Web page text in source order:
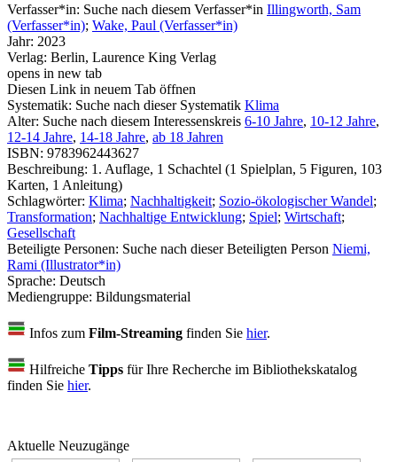
Verfasser*in: Suche nach diesem Verfasser*in Illingworth, Sam
(Verfasser*in); Wake, Paul (Verfasser*in)
Jahr: 2023
Verlag: Berlin, Laurence King Verlag
opens in new tab
Diesen Link in neuem Tab öffnen
Systematik: Suche nach dieser Systematik Klima
Alter: Suche nach diesem Interessenskreis 6-10 Jahre, 10-12 Jahre,
12-14 Jahre, 14-18 Jahre, ab 18 Jahren
ISBN: 9783962443627
Beschreibung: 1. Auflage, 1 Schachtel (1 Spielplan, 5 Figuren, 103
Karten, 1 Anleitung)
Schlagwörter: Klima; Nachhaltigkeit; Sozio-ökologischer Wandel;
Transformation; Nachhaltige Entwicklung; Spiel; Wirtschaft;
Gesellschaft
Beteiligte Personen: Suche nach dieser Beteiligten Person Niemi,
Rami (Illustrator*in)
Sprache: Deutsch
Mediengruppe: Bildungsmaterial
Infos zum Film-Streaming finden Sie hier.
Hilfreiche Tipps für Ihre Recherche im Bibliothekskatalog
finden Sie hier.
Aktuelle Neuzugänge